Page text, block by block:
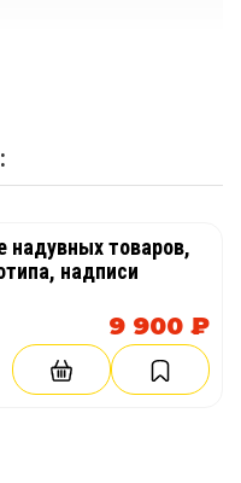
надувных товаров,
надписи
9 900 ₽